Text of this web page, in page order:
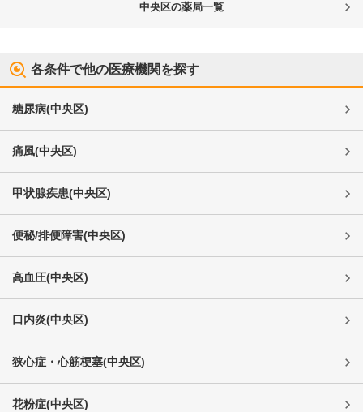
中央区の薬局一覧
各条件で他の医療機関を探す
糖尿病(中央区)
痛風(中央区)
甲状腺疾患(中央区)
便秘/排便障害(中央区)
高血圧(中央区)
口内炎(中央区)
狭心症・心筋梗塞(中央区)
花粉症(中央区)